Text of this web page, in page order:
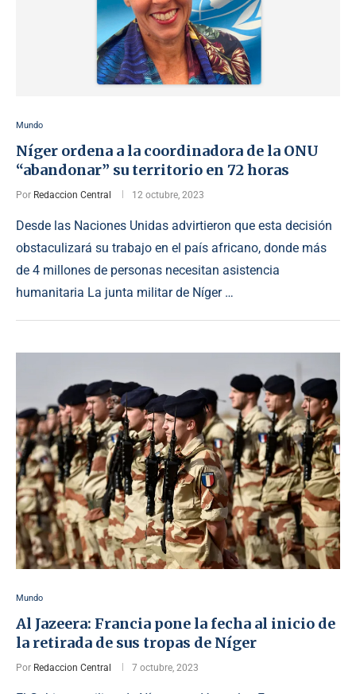
Mundo
Níger ordena a la coordinadora de la ONU
“abandonar” su territorio en 72 horas
Por Redaccion Central 12 octubre, 2023
Desde las Naciones Unidas advirtieron que esta decisión
obstaculizará su trabajo en el país africano, donde más
de 4 millones de personas necesitan asistencia
humanitaria La junta militar de Níger …
Mundo
Al Jazeera: Francia pone la fecha al inicio de
la retirada de sus tropas de Níger
Por Redaccion Central 7 octubre, 2023